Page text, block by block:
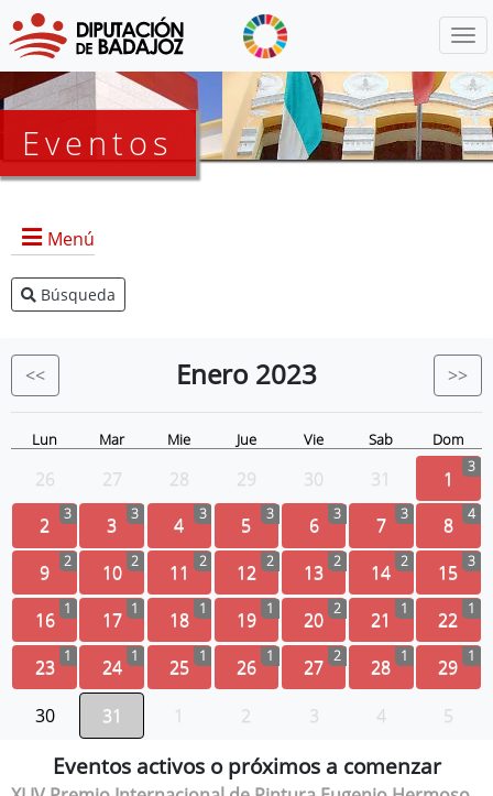
Eventos
Menú
Agenda Presidencia
Eventos
Búsqueda
<< Enero 2023 >>
Lun Mar Mie Jue Vie Sab Dom
26 27 28 29 30 31 1 3
2 3 3 3 4 3 5 3 6 3 7 3 8 4
9 2 10 2 11 2 12 2 13 2 14 2 15 3
16 1 17 1 18 1 19 1 20 2 21 1 22 1
23 1 24 1 25 1 26 1 27 2 28 1 29 1
30 31 1 2 3 4 5
Eventos activos o próximos a comenzar